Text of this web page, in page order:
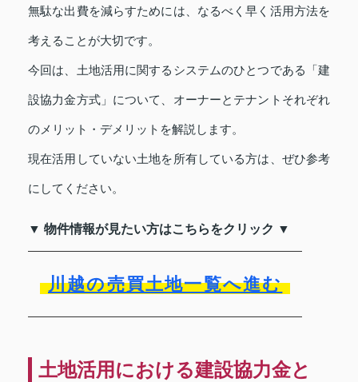
無駄な出費を減らすためには、なるべく早く活用方法を
考えることが大切です。
今回は、土地活用に関するシステムのひとつである「建
設協力金方式」について、オーナーとテナントそれぞれ
のメリット・デメリットを解説します。
現在活用していない土地を所有している方は、ぜひ参考
にしてください。
▼ 物件情報が見たい方はこちらをクリック ▼
川越の売買土地一覧へ進む
土地活用における建設協力金と